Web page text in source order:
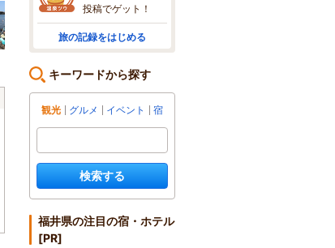
投稿でゲット！
旅の記録をはじめる
キーワードから探す
観光 グルメ イベント 宿
検索する
福井県の注目の宿・ホテル
[PR]